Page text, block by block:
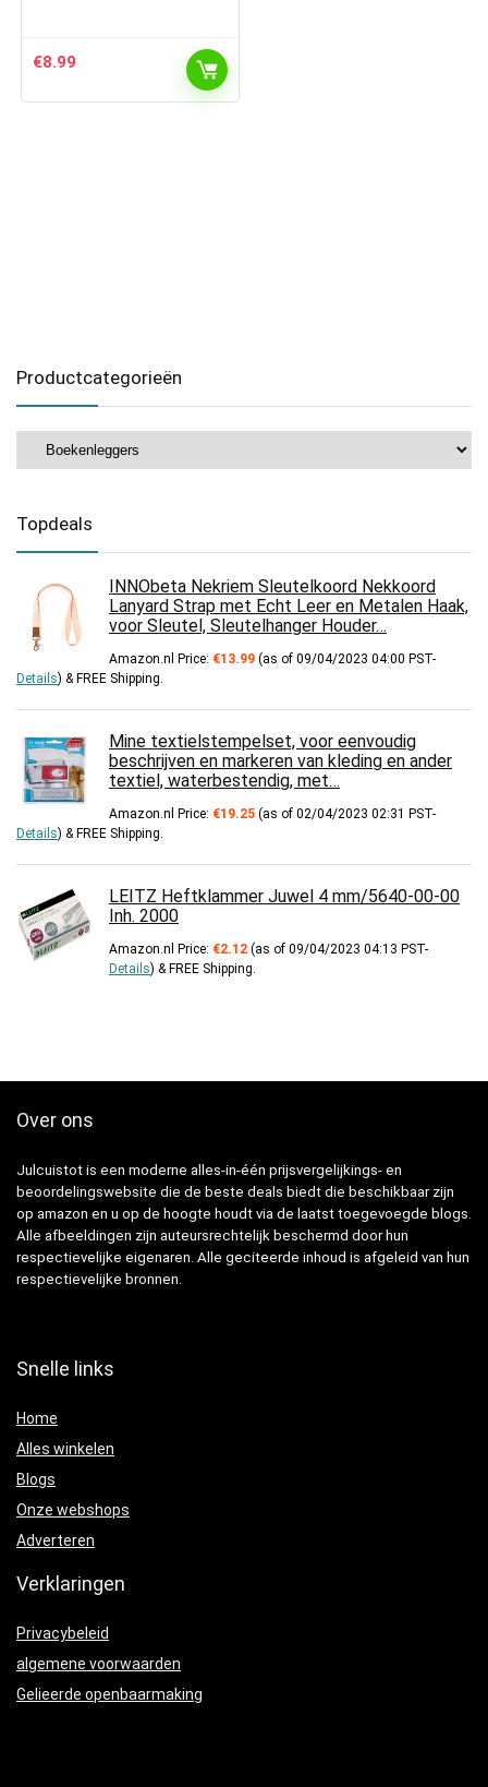
€8.99
Productcategorieën
Topdeals
INNObeta Nekriem Sleutelkoord Nekkoord
Lanyard Strap met Echt Leer en Metalen Haak,
voor Sleutel, Sleutelhanger Houder…
Amazon.nl Price: €13.99 (as of 09/04/2023 04:00 PST-
Details) & FREE Shipping.
Mine textielstempelset, voor eenvoudig
beschrijven en markeren van kleding en ander
textiel, waterbestendig, met…
Amazon.nl Price: €19.25 (as of 02/04/2023 02:31 PST-
Details) & FREE Shipping.
LEITZ Heftklammer Juwel 4 mm/5640-00-00
Inh. 2000
Amazon.nl Price: €2.12 (as of 09/04/2023 04:13 PST-
Details) & FREE Shipping.
Over ons
Julcuistot is een moderne alles-in-één prijsvergelijkings- en
beoordelingswebsite die de beste deals biedt die beschikbaar zijn
op amazon en u op de hoogte houdt via de laatst toegevoegde blogs.
Alle afbeeldingen zijn auteursrechtelijk beschermd door hun
respectievelijke eigenaren. Alle geciteerde inhoud is afgeleid van hun
respectievelijke bronnen.
Snelle links
Home
Alles winkelen
Blogs
Onze webshops
Adverteren
Verklaringen
Privacybeleid
algemene voorwaarden
Gelieerde openbaarmaking